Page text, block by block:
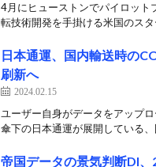
4月にヒューストンでパイロット
転技術開発を手掛ける米国のス
日本通運、国内輸送時の
刷新へ
2024.02.15
ユーザー自身がデータをアップ
傘下の日本通運が展開している
帝国データの景気判断DI